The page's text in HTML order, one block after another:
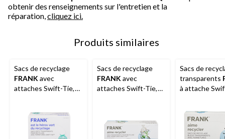
obtenir des renseignements sur l'entretien et la
réparation,cliquez ici.
Produits similaires
Sacs de recyclage
FRANK avec
attaches Swift-Tie,
paq. 48
Sacs de recyclage
FRANK avec
attaches Swift-Tie,
Sacs de
transparents
à attache